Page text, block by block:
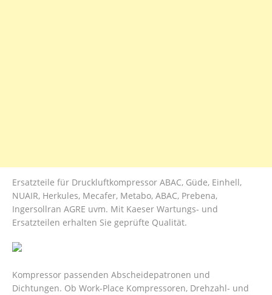
Ersatzteile für Druckluftkompressor ABAC, Güde, Einhell,
NUAIR, Herkules, Mecafer, Metabo, ABAC, Prebena,
Ingersollran AGRE uvm. Mit Kaeser Wartungs- und
Ersatzteilen erhalten Sie geprüfte Qualität.
Kompressor passenden Abscheidepatronen und
Dichtungen. Ob Work-Place Kompressoren, Drehzahl- und